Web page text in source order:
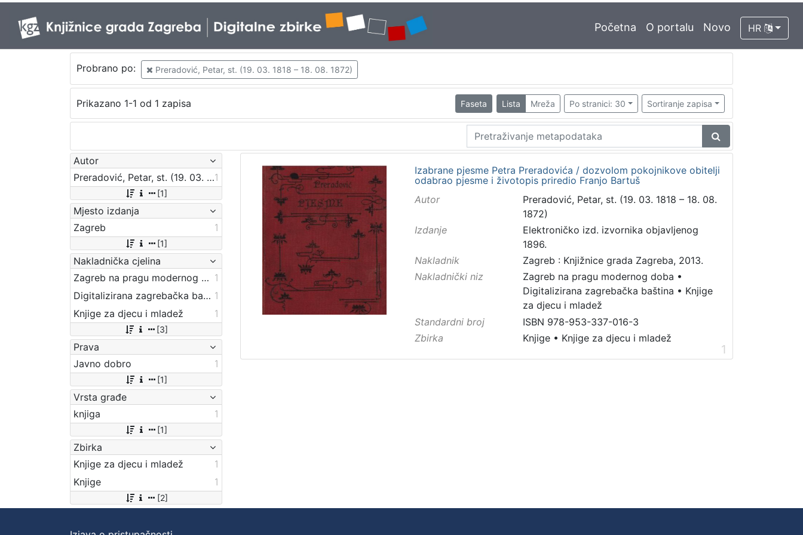
Početna O portalu Novo HR
Probrano po: Preradović, Petar, st. (19. 03. 1818 – 18. 08. 1872)
Prikazano 1-1 od 1 zapisa Faseta Lista Mreža Po stranici: 30 Sortiranje zapisa
Autor
Preradović, Petar, st. (19. 03. 1818 – 18. 08. 1872)1
[1]
Mjesto izdanja
Zagreb
1
[1]
Nakladnička cjelina
Zagreb na pragu modernog doba 1
Digitalizirana zagrebačka baština 1
Knjige za djecu i mladež
1
[3]
Prava
Javno dobro
1
[1]
Vrsta građe
knjiga
1
[1]
Zbirka
Knjige za djecu i mladež
1
Knjige
1
[2]
Izabrane pjesme Petra Preradovića / dozvolom pokojnikove obitelji
odabrao pjesme i životopis priredio Franjo Bartuš
Autor
Preradović, Petar, st. (19. 03. 1818 – 18. 08.
1872)
Izdanje
Elektroničko izd. izvornika objavljenog
1896.
Nakladnik
Zagreb : Knjižnice grada Zagreba, 2013.
Nakladnički niz
Zagreb na pragu modernog doba •
Digitalizirana zagrebačka baština • Knjige
za djecu i mladež
Standardni broj
ISBN 978-953-337-016-3
Zbirka
Knjige• Knjige za djecu i mladež
1